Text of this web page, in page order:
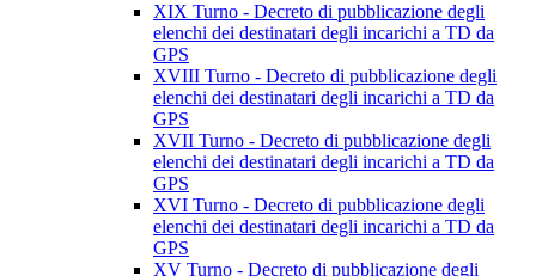
XIX Turno - Decreto di pubblicazione degli
elenchi dei destinatari degli incarichi a TD da
GPS
XVIII Turno - Decreto di pubblicazione degli
elenchi dei destinatari degli incarichi a TD da
GPS
XVII Turno - Decreto di pubblicazione degli
elenchi dei destinatari degli incarichi a TD da
GPS
XVI Turno - Decreto di pubblicazione degli
elenchi dei destinatari degli incarichi a TD da
GPS
XV Turno - Decreto di pubblicazione degli